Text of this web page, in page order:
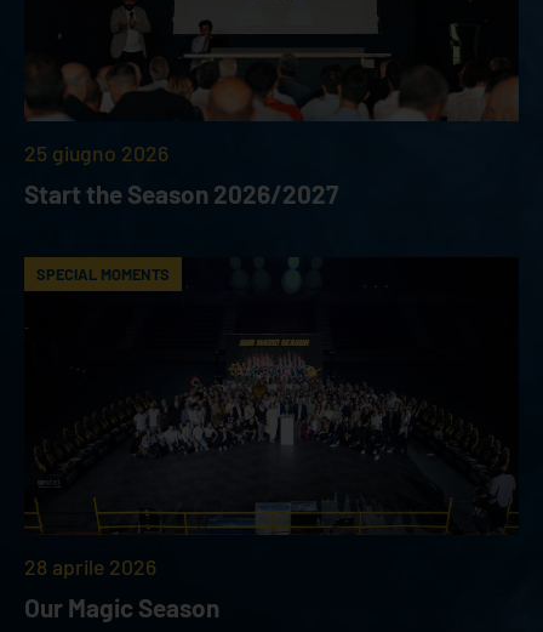
25 giugno 2026
Start the Season 2026/2027
SPECIAL MOMENTS
28 aprile 2026
Our Magic Season